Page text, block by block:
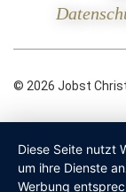
© 2026 Jobst
Diese Seite nutzt
um ihre Dienste
Werbung